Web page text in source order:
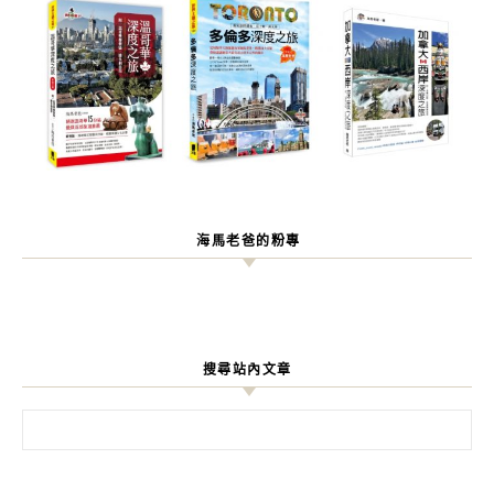
海馬老爸的粉專
搜尋站內文章